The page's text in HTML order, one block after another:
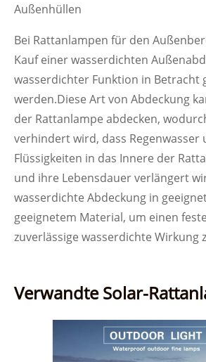
Außenhüllen
Bei Rattanlampen für den
Kauf einer wasserdichten
wasserdichter Funktion in Betracht
werden.Diese Art von Abdeckung
der Rattanlampe abdecken,
verhindert wird, dass Regenwasser
Flüssigkeiten in das Innere der
und ihre Lebensdauer verlängert
wasserdichte Abdeckung in
geeignetem Material, um einen
zuverlässige wasserdichte Wirkung
Verwandte Solar-